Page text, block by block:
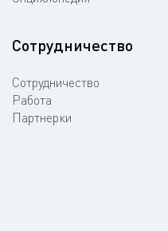
Сотрудничество
Сотрудничество
Работа
Партнерки